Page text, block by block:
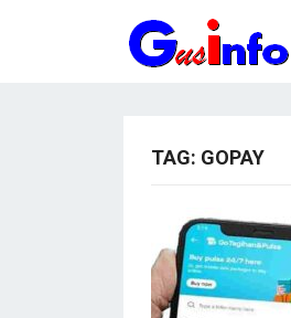
TAG: GOPAY